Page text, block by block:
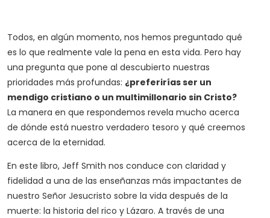
Todos, en algún momento, nos hemos preguntado qué
es lo que realmente vale la pena en esta vida. Pero hay
una pregunta que pone al descubierto nuestras
prioridades más profundas: ¿preferirías ser un
mendigo cristiano o un multimillonario sin Cristo?
La manera en que respondemos revela mucho acerca
de dónde está nuestro verdadero tesoro y qué creemos
acerca de la eternidad.
En este libro, Jeff Smith nos conduce con claridad y
fidelidad a una de las enseñanzas más impactantes de
nuestro Señor Jesucristo sobre la vida después de la
muerte: la historia del rico y Lázaro. A través de una